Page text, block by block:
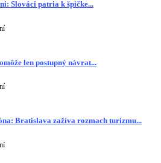
Slováci patria k špičke...
len postupný návrat...
Bratislava zažíva rozmach turizmu...